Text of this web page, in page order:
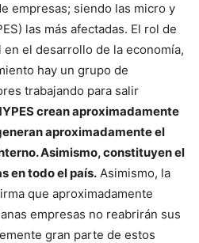
empresas; siendo las micro y
las más afectadas. El rol de
el desarrollo de la economía,
hay un grupo de
trabajando para salir
crean aproximadamente
aproximadamente el
Asimismo, constituyen el
en todo el país. Asimismo, la
que aproximadamente
empresas no reabrirán sus
gran parte de estos